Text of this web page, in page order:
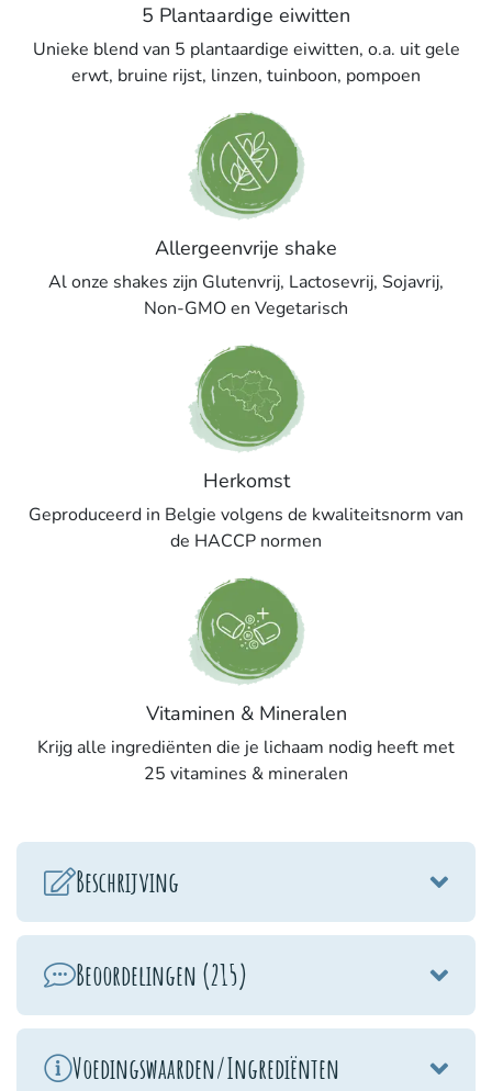
5 Plantaardige eiwitten
Unieke blend van 5 plantaardige eiwitten, o.a. uit gele
erwt, bruine rijst, linzen, tuinboon, pompoen
Allergeenvrije shake
Al onze shakes zijn Glutenvrij, Lactosevrij, Sojavrij,
Non-GMO en Vegetarisch
Herkomst
Geproduceerd in Belgie volgens de kwaliteitsnorm van
de HACCP normen
Vitaminen & Mineralen
Krijg alle ingrediënten die je lichaam nodig heeft met
25 vitamines & mineralen
Beschrijving
Beoordelingen (215)
Voedingswaarden/Ingrediënten